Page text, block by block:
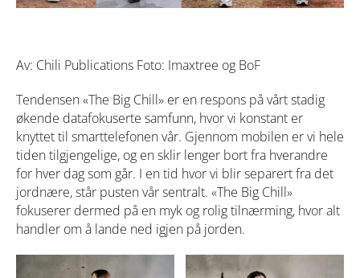
Av: Chili Publications Foto: Imaxtree og BoF
Tendensen «The Big Chill» er en respons på vårt stadig
økende datafokuserte samfunn, hvor vi konstant er
knyttet til smarttelefonen vår. Gjennom mobilen er vi hele
tiden tilgjengelige, og en sklir lenger bort fra hverandre
for hver dag som går. I en tid hvor vi blir separert fra det
jordnære, står pusten vår sentralt. «The Big Chill»
fokuserer dermed på en myk og rolig tilnærming, hvor alt
handler om å lande ned igjen på jorden.